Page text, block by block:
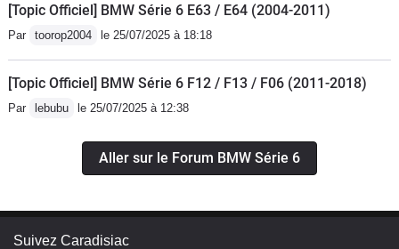
[Topic Officiel] BMW Série 6 E63 / E64 (2004-2011)
Par toorop2004 le 25/07/2025 à 18:18
[Topic Officiel] BMW Série 6 F12 / F13 / F06 (2011-2018)
Par lebubu le 25/07/2025 à 12:38
Aller sur le Forum BMW Série 6
Suivez Caradisiac